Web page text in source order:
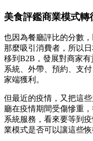
美食評鑑商業模式轉
也因為餐廳評比的分數
那麼吸引消費者，所以
移到B2B，發展對商家
系統、外帶、預約、支
家端獲利。
但最近的疫情，又把這
廳在疫情期間受傷慘重
系統服務，看來要等到
業模式是否可以讓這些